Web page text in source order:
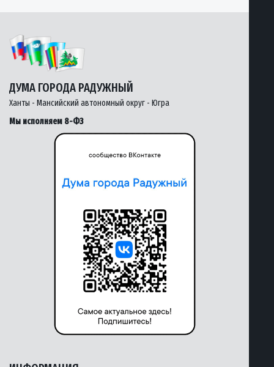
ДУМА ГОРОДА РАДУЖНЫЙ
Ханты - Мансийский автономный округ - Югра
Мы исполняем 8-ФЗ